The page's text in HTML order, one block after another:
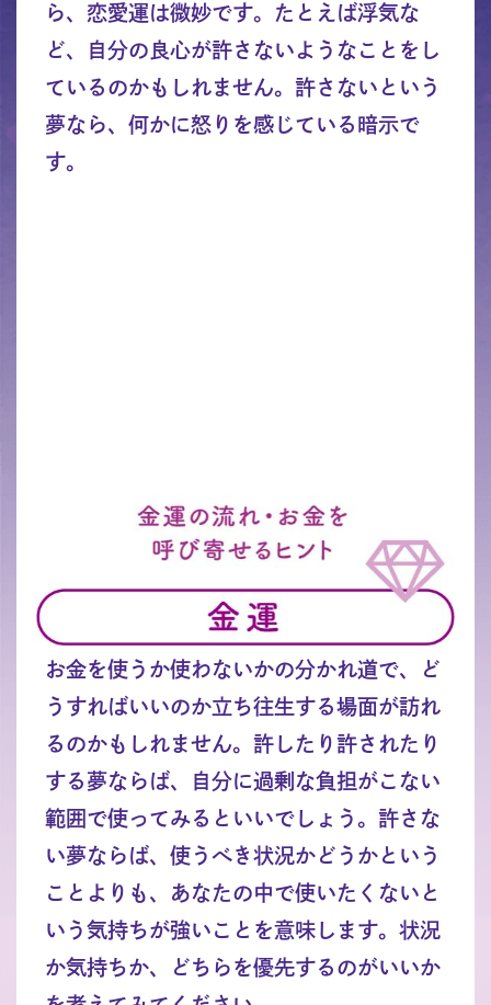
ら、恋愛運は微妙です。たとえば浮気な
ど、自分の良心が許さないようなことをし
ているのかもしれません。許さないという
夢なら、何かに怒りを感じている暗示で
す。
お金を使うか使わないかの分かれ道で、ど
うすればいいのか立ち往生する場面が訪れ
るのかもしれません。許したり許されたり
する夢ならば、自分に過剰な負担がこない
範囲で使ってみるといいでしょう。許さな
い夢ならば、使うべき状況かどうかという
ことよりも、あなたの中で使いたくないと
いう気持ちが強いことを意味します。状況
か気持ちか、どちらを優先するのがいいか